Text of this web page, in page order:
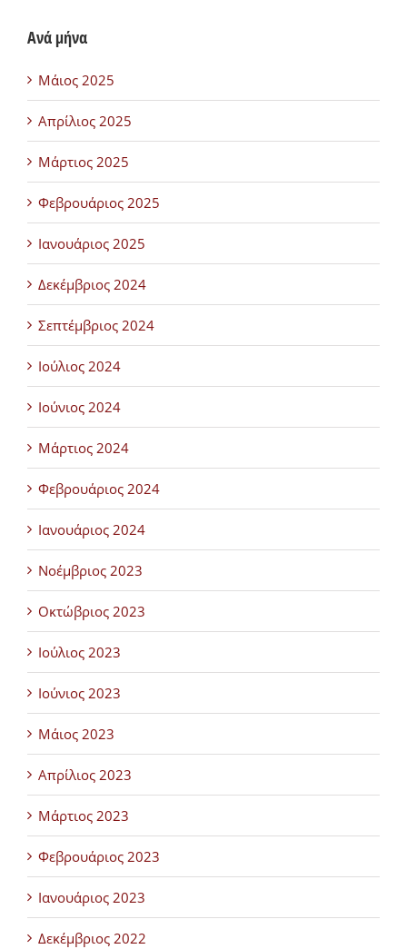
Ανά μήνα
Μάιος 2025
Απρίλιος 2025
Μάρτιος 2025
Φεβρουάριος 2025
Ιανουάριος 2025
Δεκέμβριος 2024
Σεπτέμβριος 2024
Ιούλιος 2024
Ιούνιος 2024
Μάρτιος 2024
Φεβρουάριος 2024
Ιανουάριος 2024
Νοέμβριος 2023
Οκτώβριος 2023
Ιούλιος 2023
Ιούνιος 2023
Μάιος 2023
Απρίλιος 2023
Μάρτιος 2023
Φεβρουάριος 2023
Ιανουάριος 2023
Δεκέμβριος 2022